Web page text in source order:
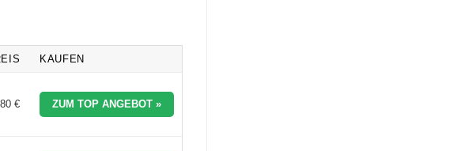
KAUFEN
€ ZUM TOP ANGEBOT »